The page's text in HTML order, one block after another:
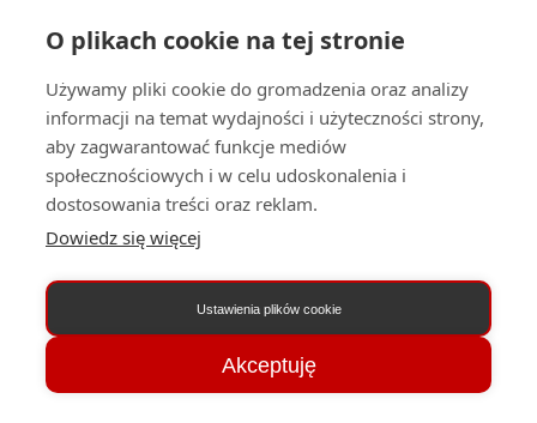
O plikach cookie na tej stronie
Używamy pliki cookie do gromadzenia oraz analizy
informacji na temat wydajności i użyteczności strony,
aby zagwarantować funkcje mediów
społecznościowych i w celu udoskonalenia i
dostosowania treści oraz reklam.
Dowiedz się więcej
Ustawienia plików cookie
Akceptuję
lektorskiego. Aby przejść do lekcji wideo kliknij w wybrany